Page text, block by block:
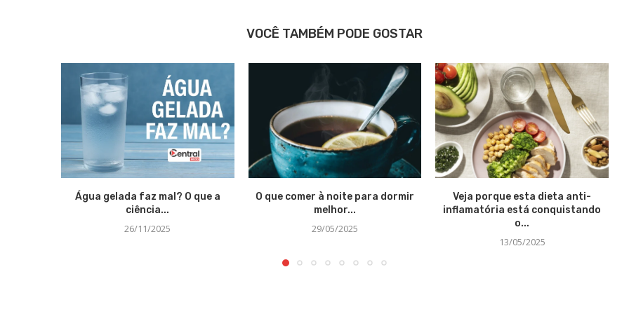
VOCÊ TAMBÉM PODE GOSTAR
Água gelada faz mal? O que a
ciência...
26/11/2025
O que comer à noite para dormir
melhor...
29/05/2025
Veja porque esta dieta anti-
inflamatória está conquistando
o...
13/05/2025